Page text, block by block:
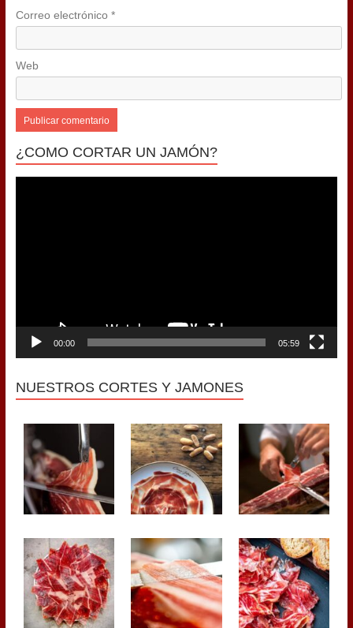
Correo electrónico *
Web
¿COMO CORTAR UN JAMÓN?
00:00 05:59
NUESTROS CORTES Y JAMONES